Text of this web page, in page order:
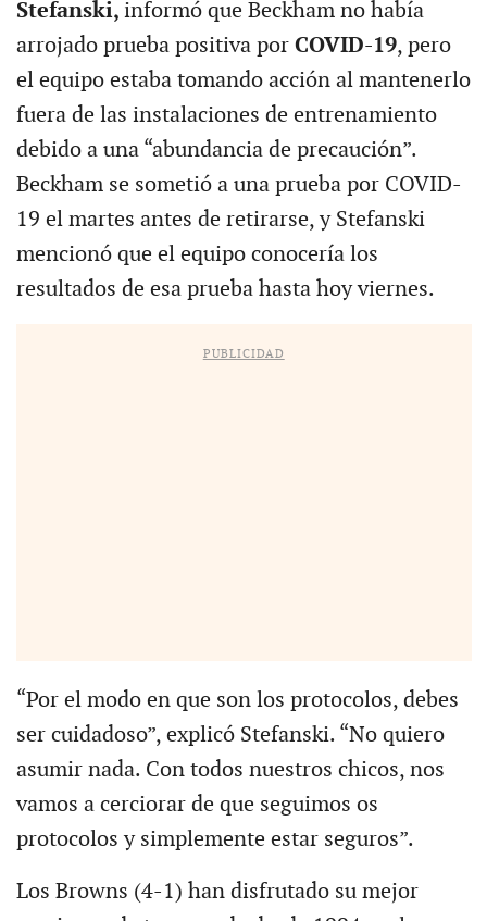
Stefanski, informó que Beckham no había
arrojado prueba positiva porCOVID-19, pero
el equipo estaba tomando acción al mantenerlo
fuera de las instalaciones de entrenamiento
debido a una “abundancia de precaución”.
Beckham se sometió a una prueba por COVID-
19 el martes antes de retirarse, y Stefanski
mencionó que el equipo conocería los
resultados de esa prueba hasta hoy viernes.
PUBLICIDAD
“Por el modo en que son los protocolos, debes
ser cuidadoso”, explicó Stefanski. “No quiero
asumir nada. Con todos nuestros chicos, nos
vamos a cerciorar de que seguimos os
protocolos y simplemente estar seguros”.
Los Browns (4-1) han disfrutado su mejor